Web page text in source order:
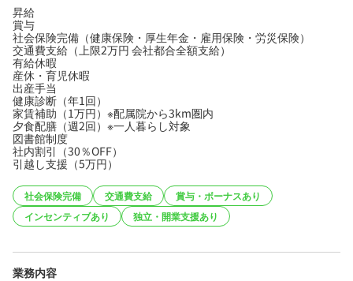
昇給
賞与
社会保険完備（健康保険・厚生年金・雇用保険・労災保険）
交通費支給（上限2万円 会社都合全額支給）
有給休暇
産休・育児休暇
出産手当
健康診断（年1回）
家賃補助（1万円）※配属院から3km圏内
夕食配膳（週2回）※一人暮らし対象
図書館制度
社内割引（30％OFF）
引越し支援（5万円）
社会保険完備 交通費支給
賞与・ボーナスあり
インセンティブあり
独立・開業支援あり
業務内容